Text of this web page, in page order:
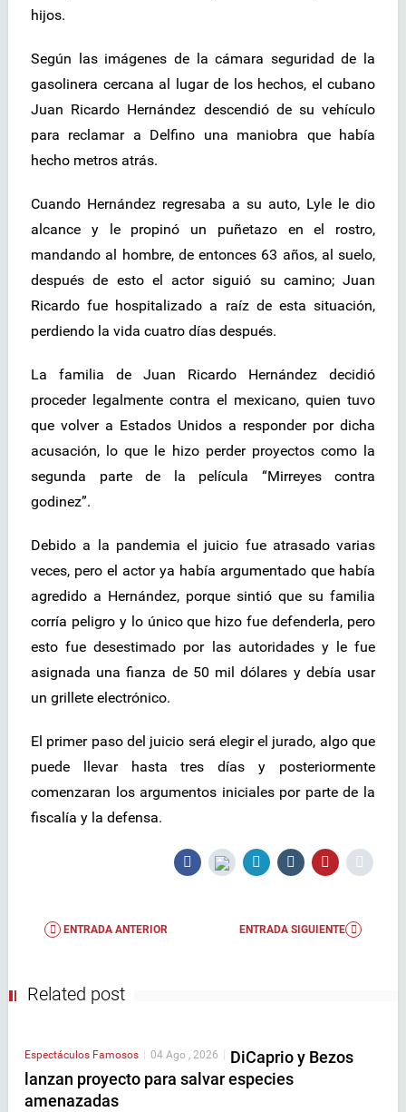
hijos.
Según las imágenes de la cámara seguridad de la
gasolinera cercana al lugar de los hechos, el cubano
Juan Ricardo Hernández descendió de su vehículo
para reclamar a Delfino una maniobra que había
hecho metros atrás.
Cuando Hernández regresaba a su auto, Lyle le dio
alcance y le propinó un puñetazo en el rostro,
mandando al hombre, de entonces 63 años, al suelo,
después de esto el actor siguió su camino; Juan
Ricardo fue hospitalizado a raíz de esta situación,
perdiendo la vida cuatro días después.
La familia de Juan Ricardo Hernández decidió
proceder legalmente contra el mexicano, quien tuvo
que volver a Estados Unidos a responder por dicha
acusación, lo que le hizo perder proyectos como la
segunda parte de la película “Mirreyes contra
godinez”.
Debido a la pandemia el juicio fue atrasado varias
veces, pero el actor ya había argumentado que había
agredido a Hernández, porque sintió que su familia
corría peligro y lo único que hizo fue defenderla, pero
esto fue desestimado por las autoridades y le fue
asignada una fianza de 50 mil dólares y debía usar
un grillete electrónico.
El primer paso del juicio será elegir el jurado, algo que
puede llevar hasta tres días y posteriormente
comenzaran los argumentos iniciales por parte de la
fiscalía y la defensa.
ENTRADA ANTERIOR ENTRADA SIGUIENTE
Related post
Espectáculos Famosos 04 Ago , 2026
DiCaprio y Bezos
lanzan proyecto para salvar especies
amenazadas